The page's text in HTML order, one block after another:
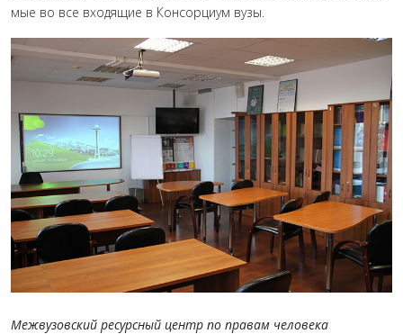
мые во все входящие в Консорциум вузы.
Межвузовский ресурсный центр по правам человека